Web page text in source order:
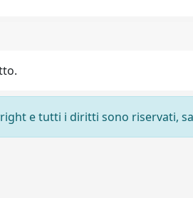
e tutti i diritti sono riservati,